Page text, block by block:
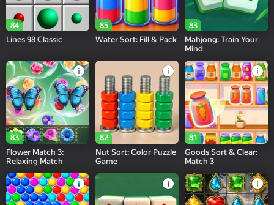
84
Lines 98 Classic
85
Water Sort: Fill & Pack
83
Mahjong: Train Your
Mind
83
Flower Match 3:
Relaxing Match
82
Nut Sort: Color Puzzle
Game
81
Goods Sort & Clear:
Match 3